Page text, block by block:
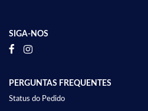
SIGA-NOS
PERGUNTAS FREQUENTES
Status do Pedido